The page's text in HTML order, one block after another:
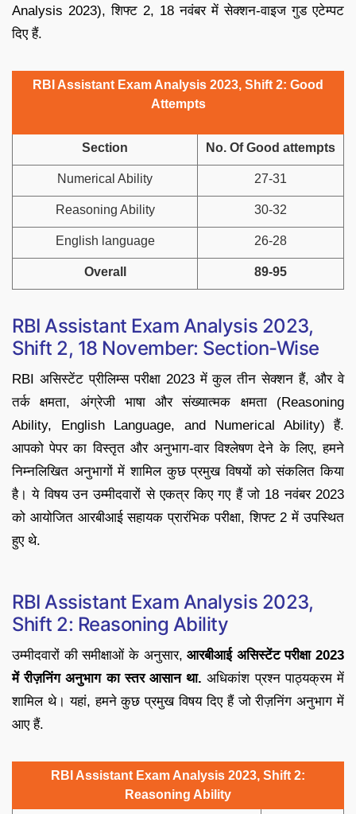
Analysis 2023), शिफ्ट 2, 18 नवंबर में सेक्शन-वाइज गुड एटेम्पट
दिए हैं.
RBI Assistant Exam Analysis 2023, Shift 2: Good
Attempts
Section No. Of Good attempts
Numerical Ability 27-31
Reasoning Ability 30-32
English language 26-28
Overall 89-95
RBI Assistant Exam Analysis 2023,
Shift 2, 18 November: Section-Wise
RBI असिस्टेंट प्रीलिम्स परीक्षा 2023 में कुल तीन सेक्शन हैं, और वे
तर्क क्षमता, अंग्रेजी भाषा और संख्यात्मक क्षमता (Reasoning
Ability, English Language, and Numerical Ability) हैं.
आपको पेपर का विस्तृत और अनुभाग-वार विश्लेषण देने के लिए, हमने
निम्नलिखित अनुभागों में शामिल कुछ प्रमुख विषयों को संकलित किया
है। ये विषय उन उम्मीदवारों से एकत्र किए गए हैं जो 18 नवंबर 2023
को आयोजित आरबीआई सहायक प्रारंभिक परीक्षा, शिफ्ट 2 में उपस्थित
हुए थे.
RBI Assistant Exam Analysis 2023,
Shift 2: Reasoning Ability
उम्मीदवारों की समीक्षाओं के अनुसार,आरबीआई असिस्टेंट परीक्षा 2023
में रीज़निंग अनुभाग का स्तर आसान था. अधिकांश प्रश्न पाठ्यक्रम में
शामिल थे। यहां, हमने कुछ प्रमुख विषय दिए हैं जो रीज़निंग अनुभाग में
आए हैं.
RBI Assistant Exam Analysis 2023, Shift 2:
Reasoning Ability